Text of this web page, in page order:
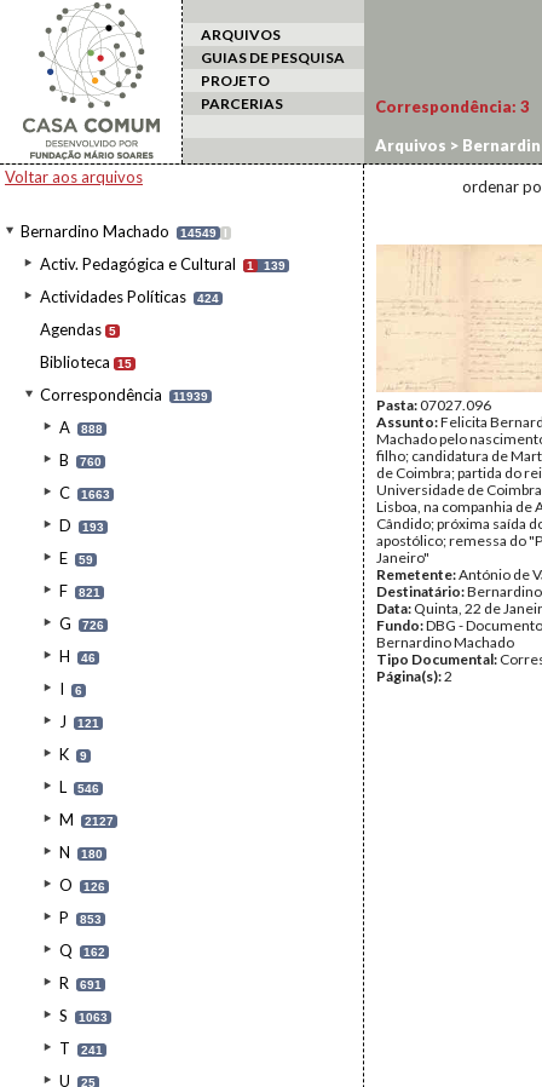
ARQUIVOS
GUIAS DE PESQUISA
PROJETO
PARCERIAS
Voltar aos arquivos
Bernardino Machado 14549 I
Activ. Pedagógica e Cultural 1 139
Actividades Políticas 424
Agendas 5
Biblioteca 15
Correspondência 11939
A 888
B 760
C 1663
D 193
E 59
F 821
G 726
H 46
I 6
J 121
K 9
L 546
M 2127
N 180
O 126
P 853
Q 162
R 691
S 1063
T 241
U 25
Correspondência: 3
Arquivos >
ordenar
Pasta:07027.096
Assunto:Felicita
Machado pelo
filho; candidatura de
de Coimbra; partida do
Universidade de
Lisboa, na companhia de
Cândido; próxima saída
apostólico; remessa do
Janeiro"
Remetente:António de
Destinatário:
Data: Quinta, 22 de
Fundo:DBG -
Bernardino Machado
Tipo Documental:
Página(s):2